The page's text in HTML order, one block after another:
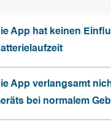
App hat keinen
App verlangsamt
bei normalem